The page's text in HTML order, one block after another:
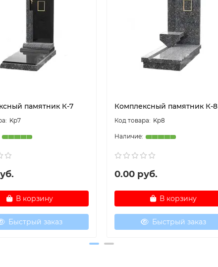
памятник К-7
Kp7
В корзину
Быстрый заказ
Комплексный памятник К-8
Kp8
0.00 руб.
В корзину
Быстрый заказ